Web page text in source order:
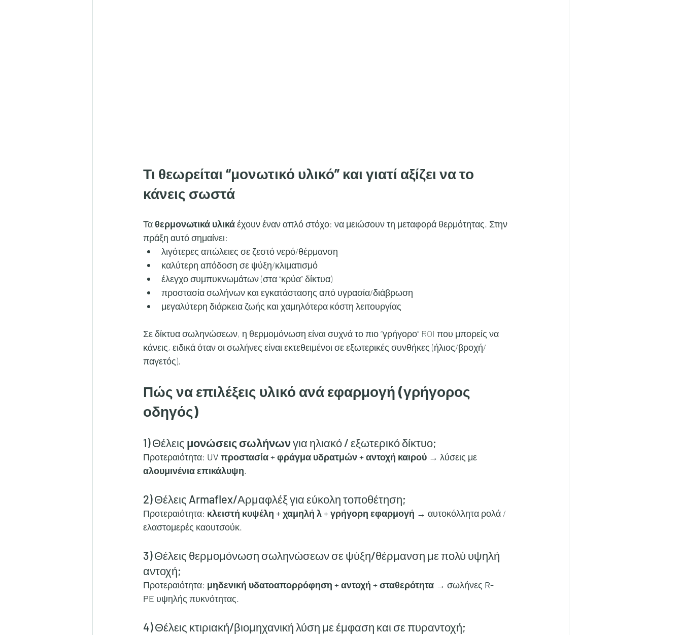
Τι θεωρείται “μονωτικό υλικό” και γιατί αξίζει να το
κάνεις σωστά
Τα θερμονωτικά υλικά έχουν έναν απλό στόχο: να μειώσουν τη μεταφορά θερμότητας. Στην
πράξη αυτό σημαίνει:
λιγότερες απώλειες σε ζεστό νερό/θέρμανση
καλύτερη απόδοση σε ψύξη/κλιματισμό
έλεγχο συμπυκνωμάτων (στα “κρύα” δίκτυα)
προστασία σωλήνων και εγκατάστασης από υγρασία/διάβρωση
μεγαλύτερη διάρκεια ζωής και χαμηλότερα κόστη λειτουργίας
Σε δίκτυα σωληνώσεων, η θερμομόνωση είναι συχνά το πιο “γρήγορο” ROI που μπορείς να
κάνεις, ειδικά όταν οι σωλήνες είναι εκτεθειμένοι σε εξωτερικές συνθήκες (ήλιος/βροχή/
παγετός).
Πώς να επιλέξεις υλικό ανά εφαρμογή (γρήγορος
οδηγός)
1) Θέλεις μονώσεις σωλήνων για ηλιακό / εξωτερικό δίκτυο;
Προτεραιότητα: UV προστασία + φράγμα υδρατμών + αντοχή καιρού → λύσεις με
αλουμινένια επικάλυψη.
2) Θέλεις Armaflex/Αρμαφλέξ για εύκολη τοποθέτηση;
Προτεραιότητα: κλειστή κυψέλη + χαμηλή λ + γρήγορη εφαρμογή → αυτοκόλλητα ρολά /
ελαστομερές καουτσούκ.
3) Θέλεις θερμομόνωση σωληνώσεων σε ψύξη/θέρμανση με πολύ υψηλή
αντοχή;
Προτεραιότητα: μηδενική υδατοαπορρόφηση + αντοχή + σταθερότητα → σωλήνες R-
PE υψηλής πυκνότητας.
4) Θέλεις κτιριακή/βιομηχανική λύση με έμφαση και σε πυραντοχή;